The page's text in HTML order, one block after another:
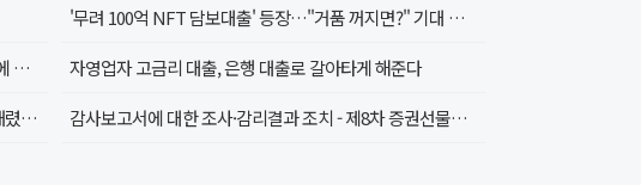
전체 가구의 17%는 적자가구...소득 98% 원리금 상환에 지출
유류세 인하 확대 첫날, 직영 주유소 휘발유 L당 83원 내렸지만…
'무려 100억 NFT 담보대출' 등장…"거품 꺼지면?" 기대 속 우려도
자영업자 고금리 대출, 은행 대출로 갈아타게 해준다
감사보고서에 대한 조사·감리결과 조치 - 제8차 증권선물위원회(4.20.) 조치 의결 -